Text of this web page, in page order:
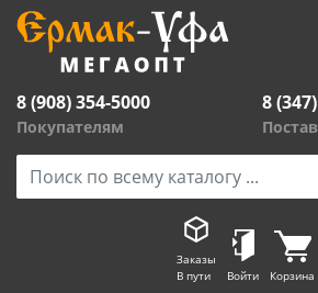
8 (908) 354-5000
Покупателям
8
Заказы
В пути
Войти Корзина